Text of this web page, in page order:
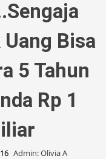
Bisa
5 Tahun
Rp 1
Admin: Olivia A